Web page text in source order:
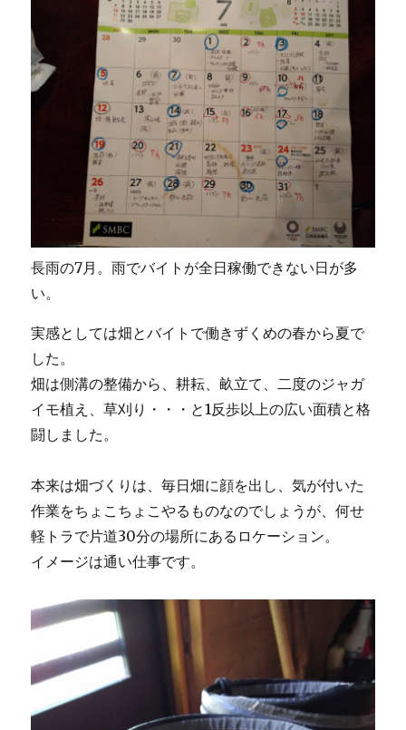
長雨の7月。雨でバイトが全日稼働できない日が多
い。
実感としては畑とバイトで働きずくめの春から夏で
した。
畑は側溝の整備から、耕耘、畝立て、二度のジャガ
イモ植え、草刈り・・・と1反歩以上の広い面積と格
闘しました。
本来は畑づくりは、毎日畑に顔を出し、気が付いた
作業をちょこちょこやるものなのでしょうが、何せ
軽トラで片道30分の場所にあるロケーション。
イメージは通い仕事です。